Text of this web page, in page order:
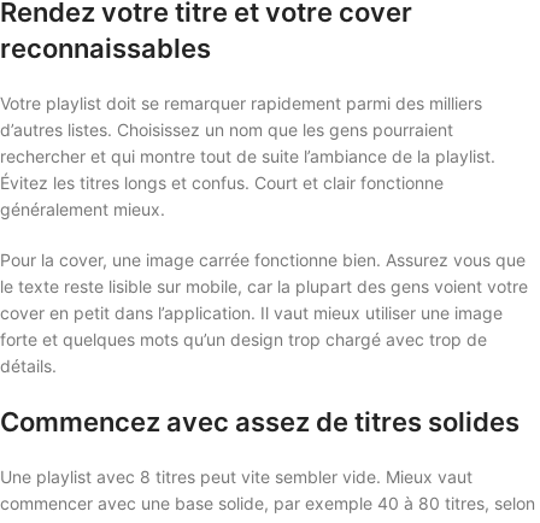
Rendez votre titre et votre cover
reconnaissables
Votre playlist doit se remarquer rapidement parmi des milliers
d’autres listes. Choisissez un nom que les gens pourraient
rechercher et qui montre tout de suite l’ambiance de la playlist.
Évitez les titres longs et confus. Court et clair fonctionne
généralement mieux.
Pour la cover, une image carrée fonctionne bien. Assurez vous que
le texte reste lisible sur mobile, car la plupart des gens voient votre
cover en petit dans l’application. Il vaut mieux utiliser une image
forte et quelques mots qu’un design trop chargé avec trop de
détails.
Commencez avec assez de titres solides
Une playlist avec 8 titres peut vite sembler vide. Mieux vaut
commencer avec une base solide, par exemple 40 à 80 titres, selon